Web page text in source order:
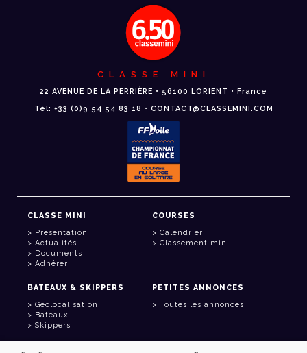
CLASSE MINI
22 AVENUE DE LA PERRIÈRE • 56100 LORIENT • France
Tél: +33 (0)9 54 54 83 18 • CONTACT@CLASSEMINI.COM
CLASSE MINI
Présentation
Actualités
Documents
Adhérer
COURSES
Calendrier
Classement mini
BATEAUX & SKIPPERS
Géolocalisation
Bateaux
Skippers
PETITES ANNONCES
Toutes les annonces